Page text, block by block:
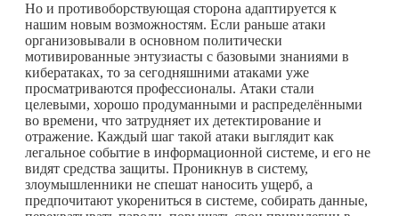
Но и противоборствующая сторона адаптируется к
нашим новым возможностям. Если раньше атаки
организовывали в основном политически
мотивированные энтузиасты с базовыми знаниями в
кибератаках, то за сегодняшними атаками уже
просматриваются профессионалы. Атаки стали
целевыми, хорошо продуманными и распределёнными
во времени, что затрудняет их детектирование и
отражение. Каждый шаг такой атаки выглядит как
легальное событие в информационной системе, и его не
видят средства защиты. Проникнув в систему,
злоумышленники не спешат наносить ущерб, а
предпочитают укорениться в системе, собирать данные,